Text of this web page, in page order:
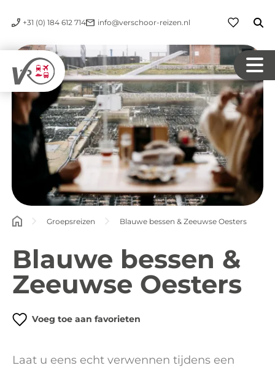
+31 (0) 184 612 714 info@verschoor-reizen.nl
Groepsreizen Blauwe bessen & Zeeuwse Oesters
Blauwe bessen &
Zeeuwse Oesters
Voeg toe aan favorieten
Laat u eens echt verwennen tijdens een